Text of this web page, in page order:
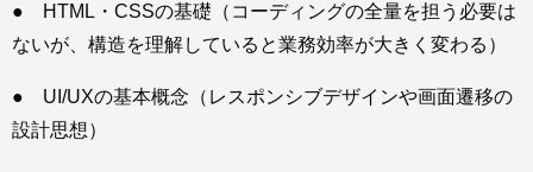
● HTML・CSSの基礎（コーディングの全量を担う必要は
ないが、構造を理解していると業務効率が大きく変わる）
● UI/UXの基本概念（レスポンシブデザインや画面遷移の
設計思想）